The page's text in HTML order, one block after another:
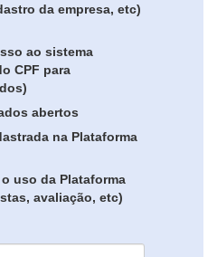
da empresa, etc)
ao sistema
CPF para
abertos
na Plataforma
uso da Plataforma
avaliação, etc)